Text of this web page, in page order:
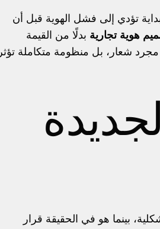
تؤدي إلى فشل الهوية قبل أن
هوية تجارية بدلًا من القيمة
مجرد شعار، بل منظومة متكاملة تؤثر
بينما هو في الحقيقة قرار